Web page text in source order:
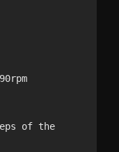
of the